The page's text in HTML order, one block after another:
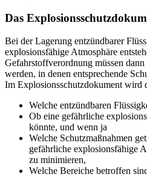
Das
Bei der Lagerung entzündbarer
explosionsfähige Atmosphäre
Gefahrstoffverordnung müssen
werden, in denen entsprechende
Im Explosionsschutzdokument wird
Welche entzündbaren
Ob eine gefährliche
könnte, und wenn ja
Welche Schutzmaßnahmen
gefährliche explosionsfähige
zu minimieren,
Welche Bereiche betroffen